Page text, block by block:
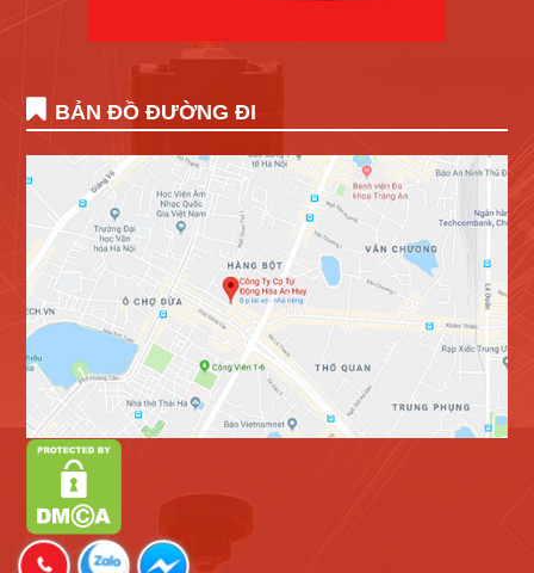
BẢN ĐỒ ĐƯỜNG ĐI